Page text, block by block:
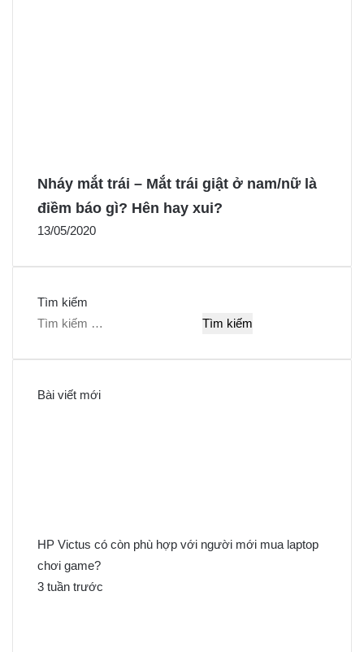
Nháy mắt trái – Mắt trái giật ở nam/nữ là
điềm báo gì? Hên hay xui?
13/05/2020
Tìm kiếm
T
Bài viết mới
HP Victus có còn phù hợp với người mới mua laptop
chơi game?
3 tuần trước